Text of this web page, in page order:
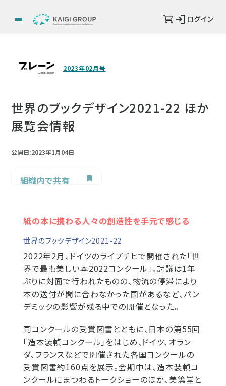
ログイン
2023年02月号
世界のブックデザイン2021-22 ほか
展覧会情報
公開日:2023年1月04日
組織内で共有
紙の本に携わる人々の創造性を手元で感じる
世界のブックデザイン2021-22
2022年2月、ドイツのライプチヒで開催された「世
界で最も美しい本2022コンクール」。討議は1年
ぶりに対面で行われたものの、物流の停滞により
本の送付が間に合わなかった国があるなど、パン
デミックの影響が残る中での開催となった。
同コンクールの受賞図書とともに、日本の第55回
「造本装幀コンクール」をはじめ、ドイツ、オラン
ダ、フランスなどで開催された各国コンクールの
受賞図書約160点を展示。会期中は、造本装幀コ
ンクールにまつわるトークショーのほか、美篶堂と